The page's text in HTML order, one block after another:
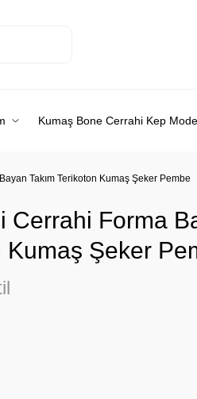
Kumaş Bone Cerrahi Kep
Takım Terikoton Kumaş Şeker Pembe
Cerrahi Forma
Kumaş Şeker